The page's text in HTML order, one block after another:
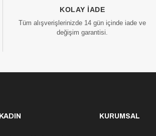
KOLAY İADE
Tüm alışverişlerinizde 14 gün içinde iade ve
değişim garantisi.
KADIN KURUMSAL